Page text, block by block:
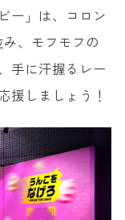
ー」は、コロン
、モフモフの
手に汗握るレー
援しましょう！